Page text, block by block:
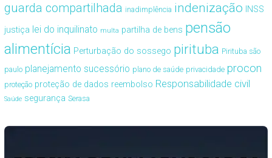
guarda compartilhada inadimplência indenização INSS
justiça lei do inquilinato multa partilha de bens pensão
alimentícia Perturbação do sossego pirituba Pirituba são
paulo planejamento sucessório plano de saúde privacidade procon
proteção proteção de dados reembolso Responsabilidade civil
Saúde segurança Serasa